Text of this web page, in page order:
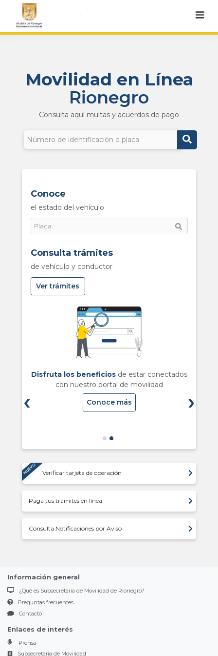
Movilidad en Línea
Rionegro
Consulta aquí multas y acuerdos de pago
Conoce
el estado del vehículo
Consulta trámites
de vehículo y conductor
Ver trámites
Disfruta los beneficios de estar conectados
con nuestro portal de movilidad
Conoce más
‹ ›
NUEVO Verificar tarjeta de operación
Paga tus trámites en línea
Consulta Notificaciones por Aviso
Información general
¿Qué es Subsecretaría de Movilidad de Rionegro?
Preguntas frecuentes
Contacto
Enlaces de interés
Prensa
Subsecretaría de Movilidad